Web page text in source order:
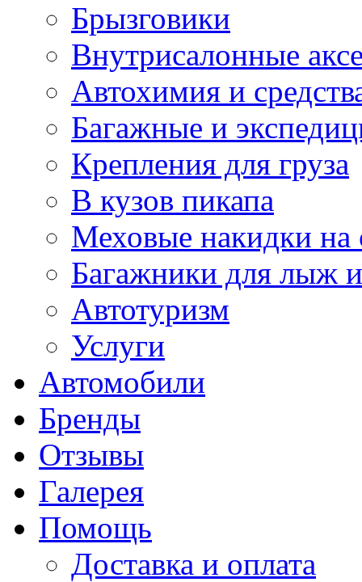
Брызговики
Внутрисалонные
Автохимия и
Багажные и
Крепления для груза
В кузов пикапа
Меховые накидки на
Багажники для лыж
Автотуризм
Услуги
Автомобили
Бренды
Отзывы
Галерея
Помощь
Доставка и оплата